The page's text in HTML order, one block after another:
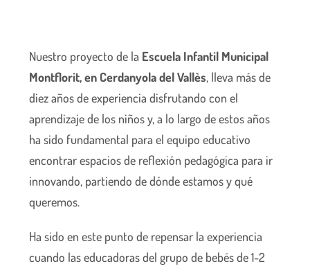
Nuestro proyecto de la Escuela Infantil Municipal
Montflorit, en Cerdanyola del Vallès, lleva más de
diez años de experiencia disfrutando con el
aprendizaje de los niños y, a lo largo de estos años
ha sido fundamental para el equipo educativo
encontrar espacios de reflexión pedagógica para ir
innovando, partiendo de dónde estamos y qué
queremos.
Ha sido en este punto de repensar la experiencia
cuando las educadoras del grupo de bebés de 1-2